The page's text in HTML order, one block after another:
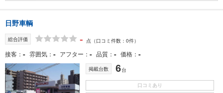
日野車輌
総合評価 - 点 （口コミ件数：0件）
接客 - 雰囲気 - アフター - 品質 - 価格 -
掲載台数 6台
口コミあり